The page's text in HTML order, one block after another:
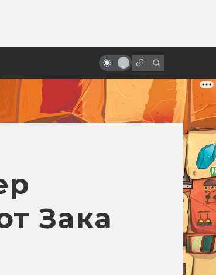
мёртвых девочек
Зака